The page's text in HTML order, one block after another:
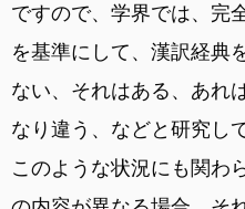
ですので、学界では、完
を基準にして、漢訳経典
ない、それはある、あれ
なり違う、などと研究し
このような状況にも関わ